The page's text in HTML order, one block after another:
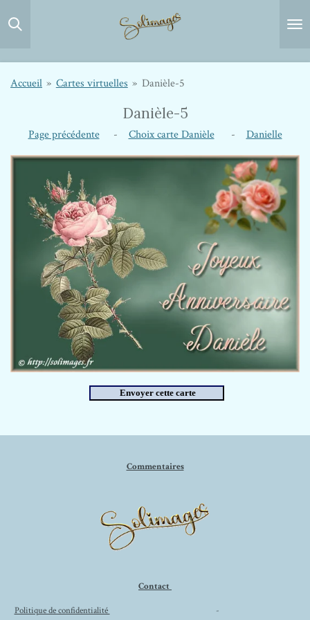
Passer
Accueil » Cartes virtuelles » Danièle-5
Danièle-5
Page précédente- Choix carte Danièle- Danielle
Commentaires
Contact
Politique de confidentialité -